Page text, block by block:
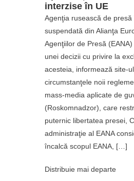
interzise în UE
Agenţia rusească de presă
suspendată din Alianţa
Agenţiilor de Presă
unei decizii cu privire la
acesteia, informează site-ul
circumstanţele noii
mass-media aplicate de
(Roskomnadzor), care
puternic libertatea presei,
administraţie al EANA
încalcă scopul EANA, […]
Distribuie mai departe